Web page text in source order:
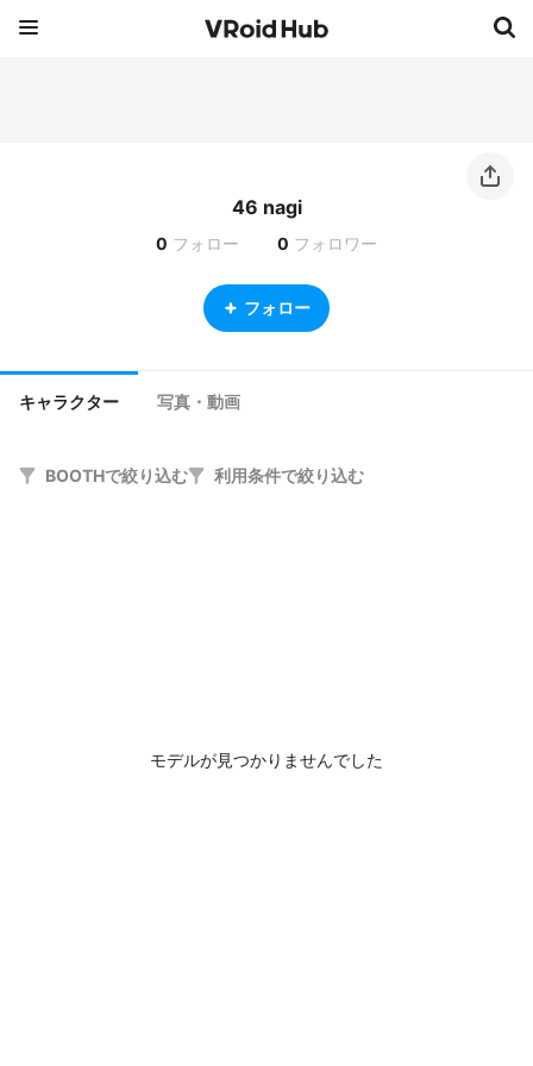
46 nagi
0 フォロー 0 フォロワー
フォロー
キャラクター 写真・動画
BOOTHで絞り込む 利用条件で絞り込む
モデルが見つかりませんでした